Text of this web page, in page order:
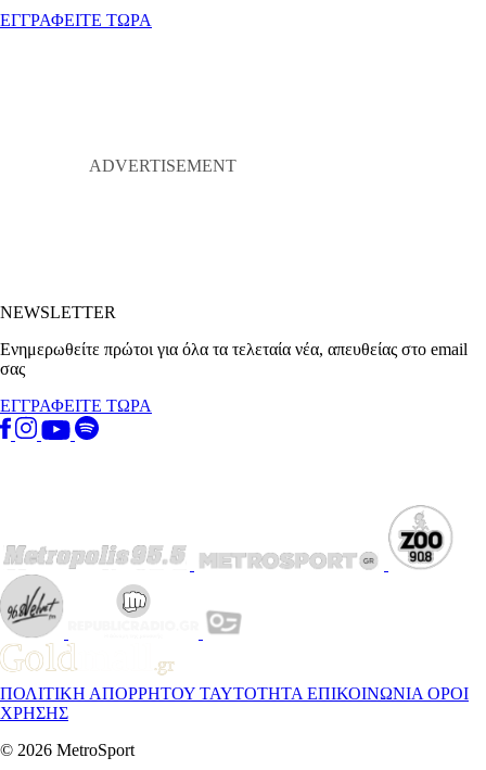
ΕΓΓΡΑΦΕΙΤΕ ΤΩΡΑ
NEWSLETTER
Ενημερωθείτε πρώτοι για όλα τα τελεταία νέα, απευθείας στο email
σας
ΕΓΓΡΑΦΕΙΤΕ ΤΩΡΑ
ΠΟΛΙΤΙΚΗ ΑΠΟΡΡΗΤΟΥ ΤΑΥΤΟΤΗΤΑ ΕΠΙΚΟΙΝΩΝΙΑ ΟΡΟΙ
ΧΡΗΣΗΣ
© 2026 MetroSport